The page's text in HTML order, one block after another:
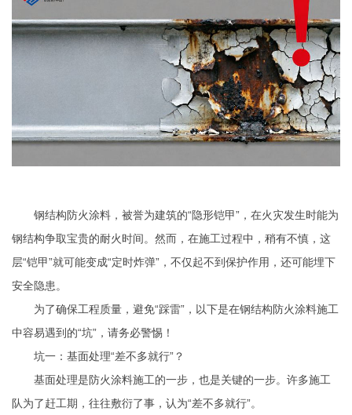
钢结构防火涂料，被誉为建筑的“隐形铠甲”，在火灾发生时能为
钢结构争取宝贵的耐火时间。然而，在施工过程中，稍有不慎，这
层“铠甲”就可能变成“定时炸弹”，不仅起不到保护作用，还可能埋下
安全隐患。
为了确保工程质量，避免“踩雷”，以下是在钢结构防火涂料施工
中容易遇到的“坑”，请务必警惕！
坑一：基面处理“差不多就行”？
基面处理是防火涂料施工的一步，也是关键的一步。许多施工
队为了赶工期，往往敷衍了事，认为“差不多就行”。